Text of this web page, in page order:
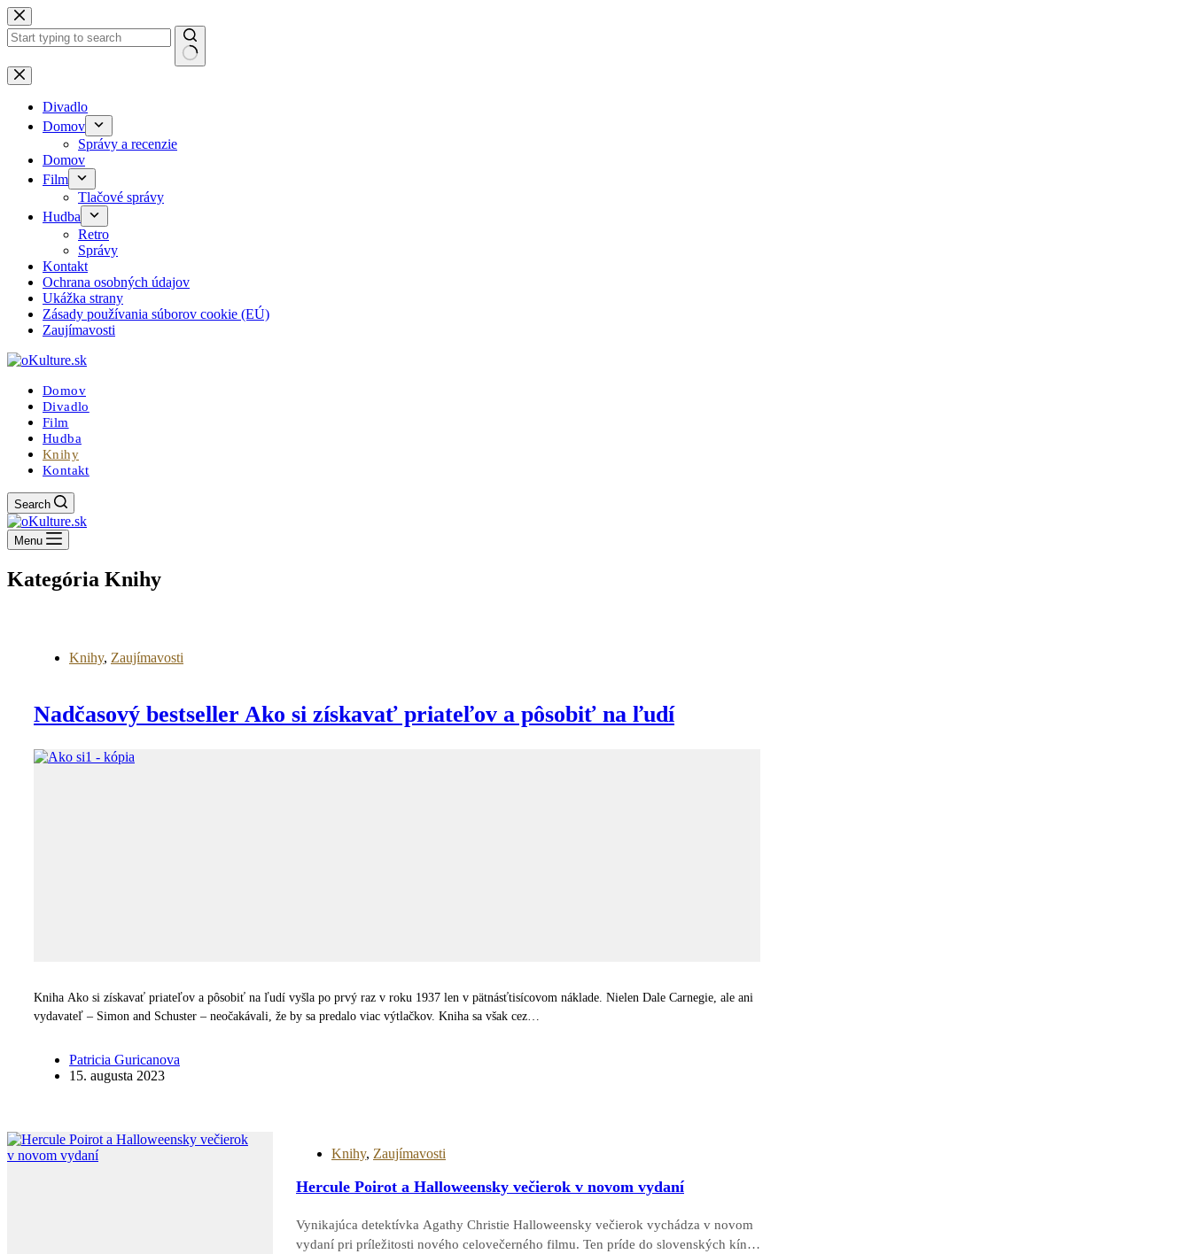
Skip
to
content
No
results
Divadlo
Domov
Správy a recenzie
Domov
Film
Tlačové správy
Hudba
Retro
Správy
Kontakt
Ochrana osobných údajov
Ukážka strany
Zásady používania súborov cookie (EÚ)
Zaujímavosti
Domov
Divadlo
Film
Hudba
Knihy
Kontakt
Search
Menu
Kategória Knihy
Knihy, Zaujímavosti
Nadčasový bestseller Ako si získavať priateľov a pôsobiť na ľudí
Kniha Ako si získavať priateľov a pôsobiť na ľudí vyšla po prvý raz v roku 1937 len v pätnásťtisícovom náklade. Nielen Dale Carnegie, ale ani
vydavateľ – Simon and Schuster – neočakávali, že by sa predalo viac výtlačkov. Kniha sa však cez…
Patricia Guricanova
15. augusta 2023
Knihy, Zaujímavosti
Hercule Poirot a Halloweensky večierok v novom vydaní
Vynikajúca detektívka Agathy Christie Halloweensky večierok vychádza v novom
vydaní pri príležitosti nového celovečerného filmu. Ten príde do slovenských kín